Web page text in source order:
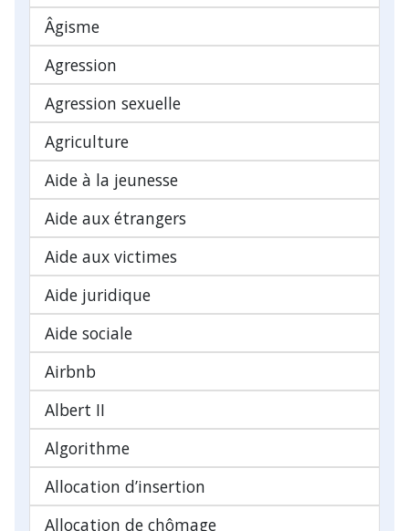
Âgisme
Agression
Agression sexuelle
Agriculture
Aide à la jeunesse
Aide aux étrangers
Aide aux victimes
Aide juridique
Aide sociale
Airbnb
Albert II
Algorithme
Allocation d’insertion
Allocation de chômage